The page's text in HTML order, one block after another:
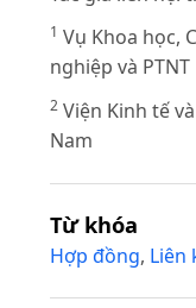
1 Vụ Khoa học,
nghiệp và PTNT
2 Viện Kinh tế
Nam
Từ khóa
Hợp đồng, Liên